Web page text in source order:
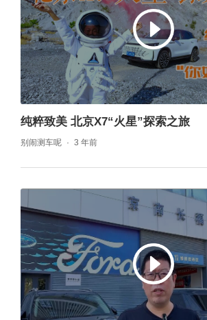
纯粹致美 北京X7“火星”探索之旅
别闹测车呢 3 年前